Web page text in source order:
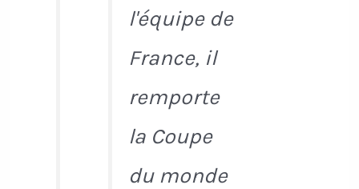
l'équipe de
France, il
remporte
la Coupe
du monde